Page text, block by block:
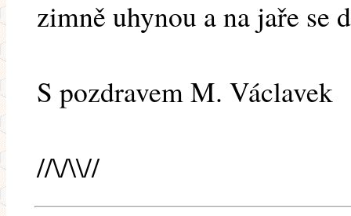
zimně uhynou a na jaře se
S pozdravem M. Václavek
//\/\\//